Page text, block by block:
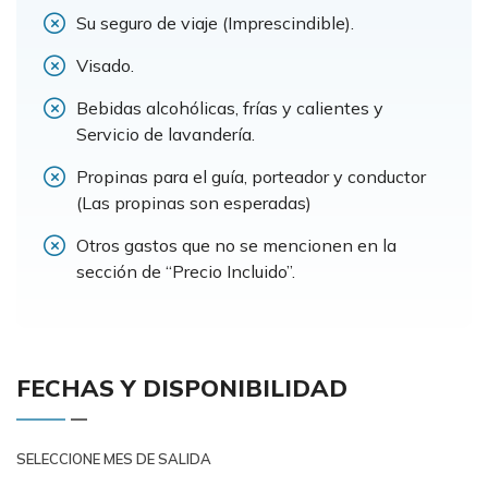
Su seguro de viaje (Imprescindible).
Visado.
Bebidas alcohólicas, frías y calientes y
Servicio de lavandería.
Propinas para el guía, porteador y conductor
(Las propinas son esperadas)
Otros gastos que no se mencionen en la
sección de “Precio Incluido”.
FECHAS Y DISPONIBILIDAD
SELECCIONE MES DE SALIDA